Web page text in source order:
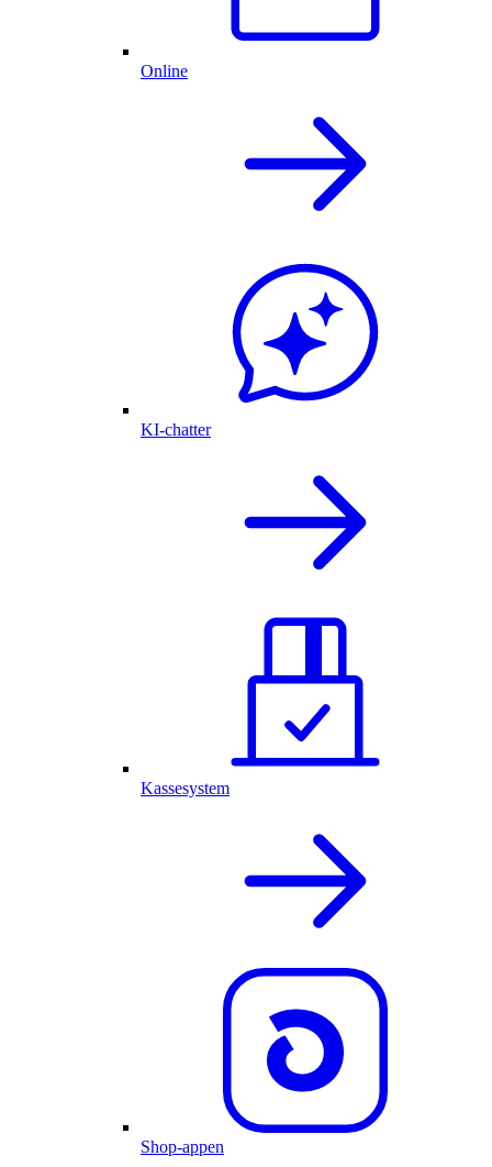
Online
KI-chatter
Kassesystem
Shop-appen